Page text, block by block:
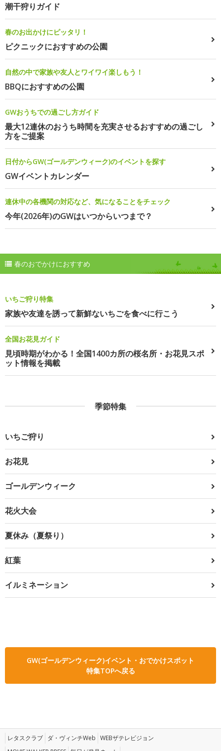
潮干狩りガイド
春のお出かけにピッタリ！
ピクニックにおすすめの公園
自然の中で家族や友人とワイワイ楽しもう！
BBQにおすすめの公園
GWおうちでの過ごし方ガイド
最大12連休のおうち時間を充実させるおすすめの過ごし
方をご提案
日付からGW(ゴールデンウィーク)のイベントを探す
GWイベントカレンダー
連休中の各機関の対応など、気になることをチェック
今年(2026年)のGWはいつからいつまで？
春のおでかけにおすすめ
いちご狩り特集
家族や友達を誘って新鮮ないちごを食べに行こう
全国お花見ガイド
見頃時期がわかる！全国1400カ所の桜名所・お花見スポ
ット情報を掲載
季節特集
いちご狩り
お花見
ゴールデンウィーク
花火大会
夏休み（夏祭り）
紅葉
イルミネーション
GW(ゴールデンウィーク)イベント・おでかけスポット
特集TOPへ戻る
レタスクラブ ダ・ヴィンチWeb WEBザテレビジョン